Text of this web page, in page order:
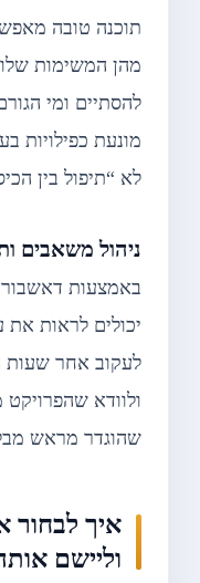
תוכנה טובה
מהן המשימות
להסתיים ומי
מונעת כפילויות
לא “תיפול בין
ניהול משאבים
באמצעות
יכולים לראות
לעקוב אחר שעות
ולוודא
שהוגדר מראש
איך לבחור
וליישם